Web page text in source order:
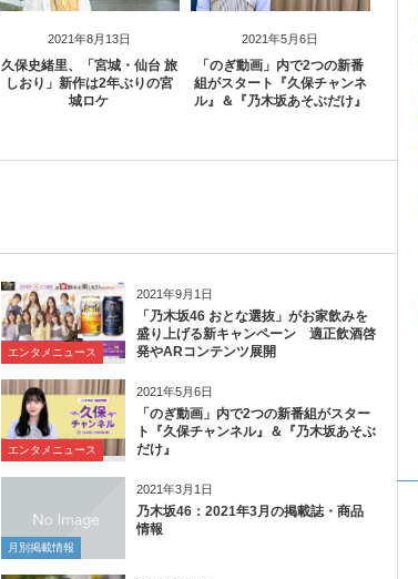
2021年8月13日
久保史緒里、「宮城・仙台 旅
しおり」新作は2年ぶりの宮
城ロケ
2021年5月6日
「のぎ動画」内で2つの新番
組がスタート『久保チャンネ
ル』＆『乃木坂あそぶだけ』
2021年9月1日
エンタメニュース
「乃木坂46 おとな選抜」がお家飲みを
盛り上げる新キャンペーン 適正飲酒啓
発やARコンテンツ展開
2021年5月6日
エンタメニュース
「のぎ動画」内で2つの新番組がスター
ト『久保チャンネル』＆『乃木坂あそぶ
だけ』
2021年3月1日
月別掲載情報
乃木坂46：2021年3月の掲載誌・商品
情報